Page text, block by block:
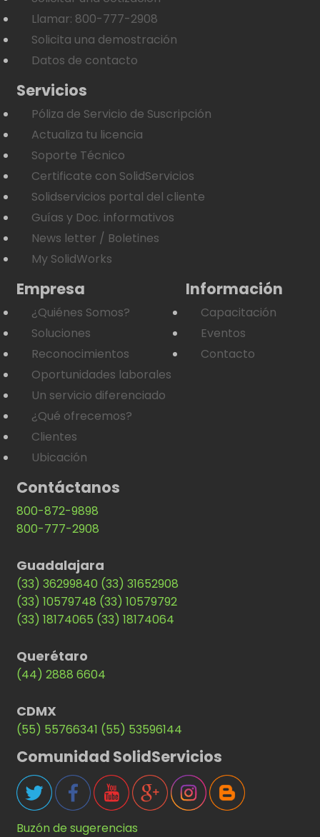
Llamar: 800-777-2908
Solicita una demostración
Datos de contacto
Servicios
Póliza de Servicio de Suscripción
Actualiza tu licencia
Soporte Técnico
Certificate con SolidServicios
Solidservicios portal del cliente
Guías y Doc. informativos
News letter / Boletines
My SolidWorks
Empresa
¿Quiénes Somos?
Soluciones
Reconocimientos
Oportunidades laborales
Un servicio diferenciado
¿Qué ofrecemos?
Clientes
Ubicación
Información
Capacitación
Eventos
Contacto
Contáctanos
800-872-9898
800-777-2908
Guadalajara
(33) 36299840 (33) 31652908
(33) 10579748 (33) 10579792
(33) 18174065 (33) 18174064
Querétaro
(44) 2888 6604
CDMX
(55) 55766341 (55) 53596144
Comunidad SolidServicios
Buzón de sugerencias